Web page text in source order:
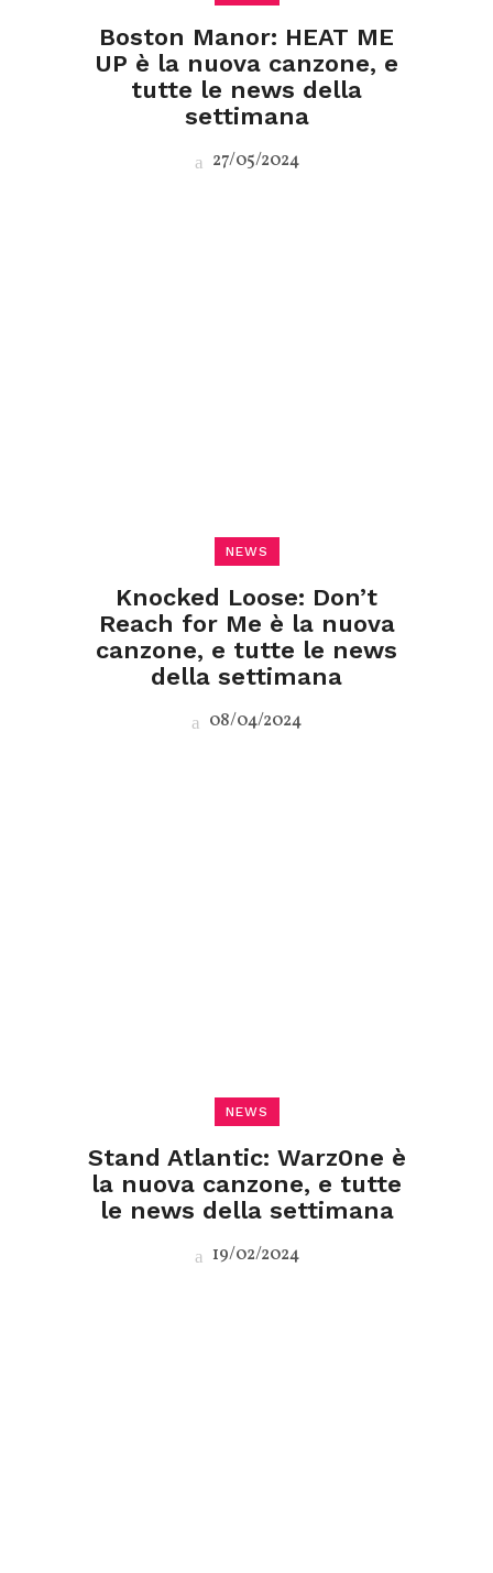
Boston Manor: HEAT ME
UP è la nuova canzone, e
tutte le news della
settimana
27/05/2024
NEWS
Knocked Loose: Don’t
Reach for Me è la nuova
canzone, e tutte le news
della settimana
08/04/2024
NEWS
Stand Atlantic: Warz0ne è
la nuova canzone, e tutte
le news della settimana
19/02/2024